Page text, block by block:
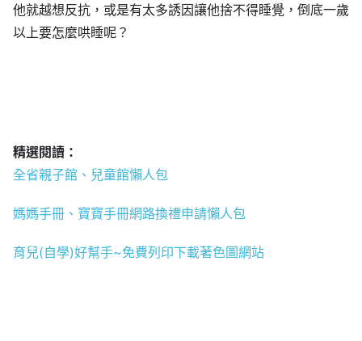
他就越想反抗，或是有太多誘因讓他捨不得睡覺，倒底一歲
以上要怎麼哄睡呢？
精選閱讀：
全省親子館、兒童館懶人包
媽媽手冊、寶寶手冊網路換禮申請懶人包
育兒(自學)好幫手~免費列印下載著色圖網站